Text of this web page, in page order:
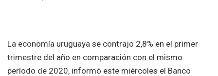
La economía uruguaya se contrajo 2,8% en el primer
trimestre del año en comparación con el mismo
período de 2020, informó este miércoles el Banco